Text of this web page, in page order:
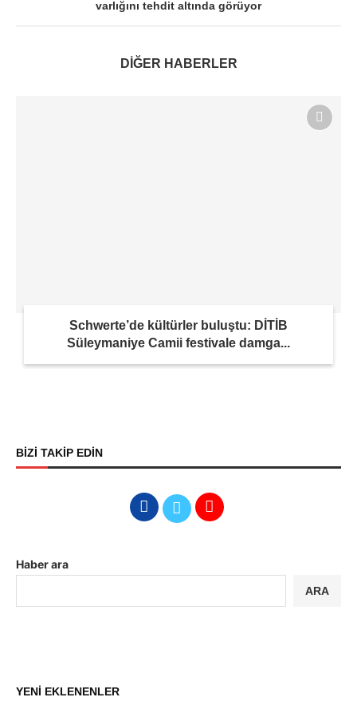
varlığını tehdit altında görüyor
DİĞER HABERLER
Schwerte’de kültürler buluştu: DİTİB
Süleymaniye Camii festivale damga...
BİZİ TAKİP EDİN
Haber ara
ARA
YENİ EKLENENLER